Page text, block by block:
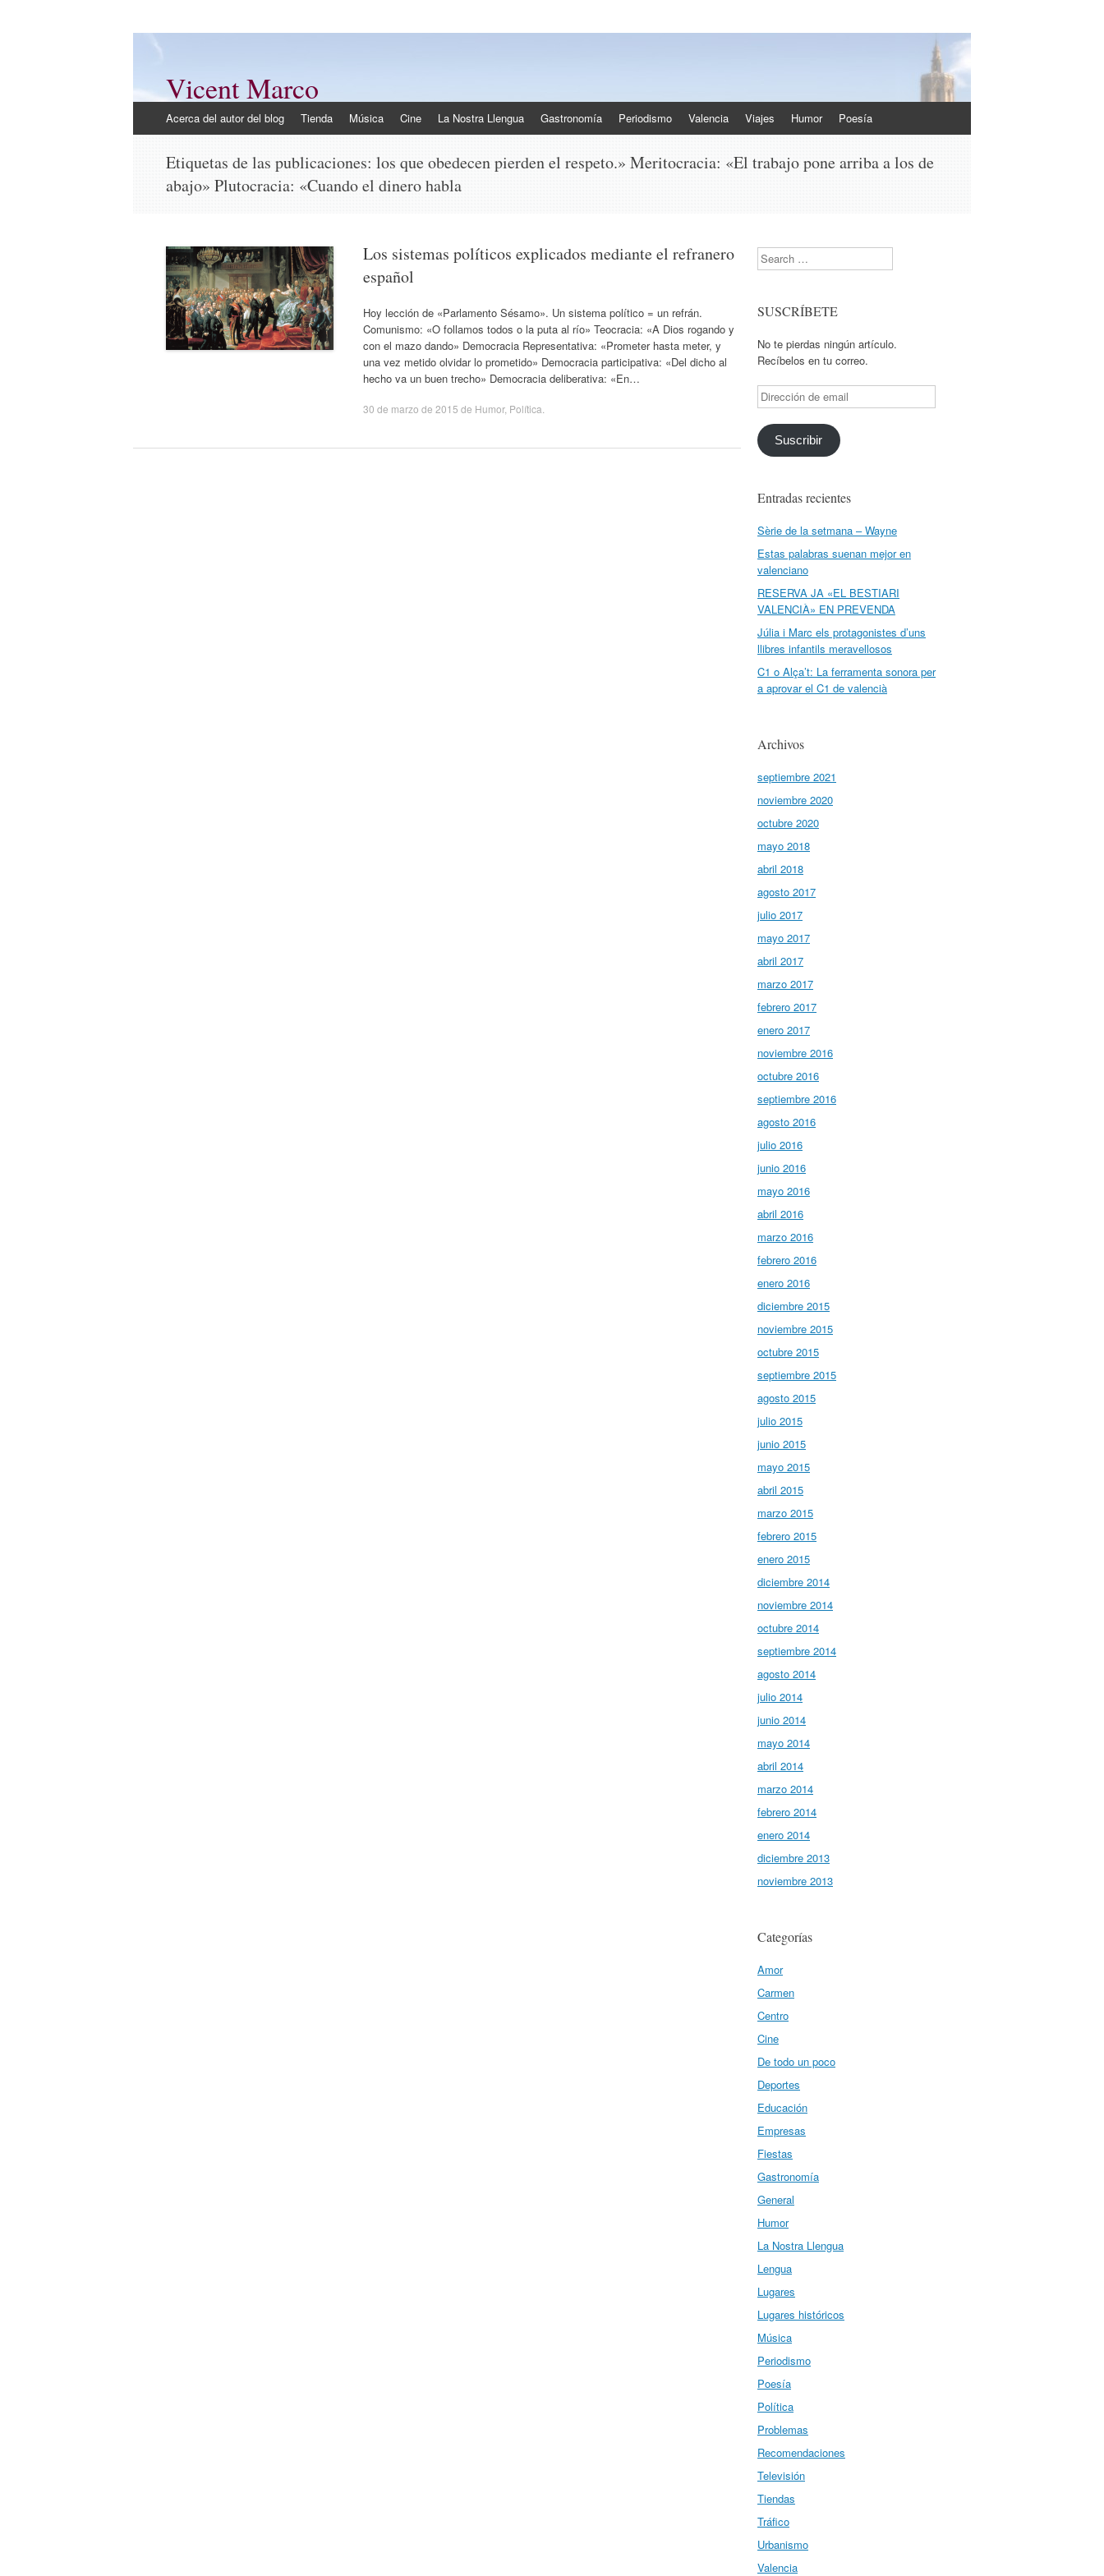
Vicent Marco
al
Acerca del autor del blog Tienda Música Cine La Nostra Llengua Gastronomía Periodismo Valencia Viajes Humor Poesía
Etiquetas de las publicaciones: los que obedecen pierden el respeto.» Meritocracia: «El trabajo pone arriba a los de
abajo» Plutocracia: «Cuando el dinero habla
Los sistemas políticos explicados mediante el refranero
español
Hoy lección de «Parlamento Sésamo». Un sistema político = un refrán.
Comunismo: «O follamos todos o la puta al río» Teocracia: «A Dios rogando y
con el mazo dando» Democracia Representativa: «Prometer hasta meter, y
una vez metido olvidar lo prometido» Democracia participativa: «Del dicho al
hecho va un buen trecho» Democracia deliberativa: «En…
30 de marzo de 2015 de Humor, Política
Search
SUSCRÍBETE
No te pierdas ningún artículo.
Recíbelos en tu correo.
Dirección
de
email
Suscribir
Entradas recientes
Sèrie de la setmana – Wayne
Estas palabras suenan mejor en
valenciano
RESERVA JA «EL BESTIARI
VALENCIÀ» EN PREVENDA
Júlia i Marc els protagonistes d’uns
llibres infantils meravellosos
C1 o Alça’t: La ferramenta sonora per
a aprovar el C1 de valencià
Archivos
septiembre 2021
noviembre 2020
octubre 2020
mayo 2018
abril 2018
agosto 2017
julio 2017
mayo 2017
abril 2017
marzo 2017
febrero 2017
enero 2017
noviembre 2016
octubre 2016
septiembre 2016
agosto 2016
julio 2016
junio 2016
mayo 2016
abril 2016
marzo 2016
febrero 2016
enero 2016
diciembre 2015
noviembre 2015
octubre 2015
septiembre 2015
agosto 2015
julio 2015
junio 2015
mayo 2015
abril 2015
marzo 2015
febrero 2015
enero 2015
diciembre 2014
noviembre 2014
octubre 2014
septiembre 2014
agosto 2014
julio 2014
junio 2014
mayo 2014
abril 2014
marzo 2014
febrero 2014
enero 2014
diciembre 2013
noviembre 2013
Categorías
Amor
Carmen
Centro
Cine
De todo un poco
Deportes
Educación
Empresas
Fiestas
Gastronomía
General
Humor
La Nostra Llengua
Lengua
Lugares
Lugares históricos
Música
Periodismo
Poesía
Política
Problemas
Recomendaciones
Televisión
Tiendas
Tráfico
Urbanismo
Valencia